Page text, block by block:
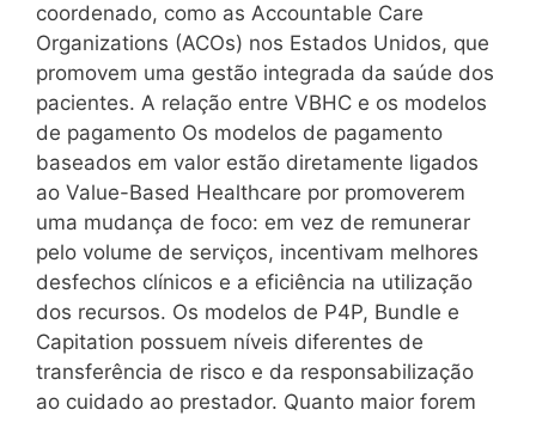
coordenado, como as Accountable Care
Organizations (ACOs) nos Estados Unidos, que
promovem uma gestão integrada da saúde dos
pacientes. A relação entre VBHC e os modelos
de pagamento Os modelos de pagamento
baseados em valor estão diretamente ligados
ao Value-Based Healthcare por promoverem
uma mudança de foco: em vez de remunerar
pelo volume de serviços, incentivam melhores
desfechos clínicos e a eficiência na utilização
dos recursos. Os modelos de P4P, Bundle e
Capitation possuem níveis diferentes de
transferência de risco e da responsabilização
ao cuidado ao prestador. Quanto maior forem